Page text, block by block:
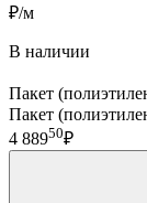
₽/м
В наличии
Пакет
Пакет
4 88950₽